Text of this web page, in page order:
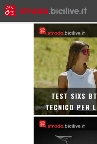
TEST SIXS
TECNICO PER